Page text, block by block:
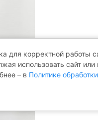
для корректной работы
использовать сайт
– в Политике